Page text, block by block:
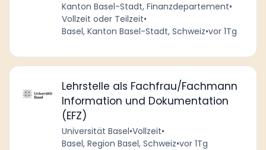
Kanton Basel-Stadt, Finanzdepartement•
Vollzeit oder Teilzeit•
Basel, Kanton Basel-Stadt, Schweiz•vor 1Tg
Lehrstelle als Fachfrau/Fachmann
Information und Dokumentation
(EFZ)
Universität Basel•Vollzeit•
Basel, Region Basel, Schweiz•vor 1Tg